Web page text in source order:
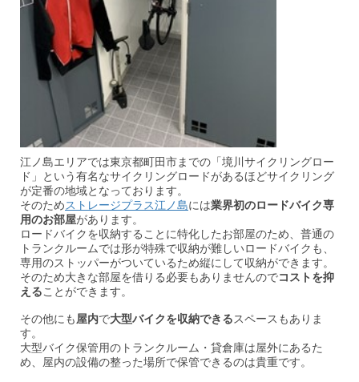
江ノ島エリアでは東京都町田市までの「境川サイクリングロー
ド」という有名なサイクリングロードがあるほどサイクリング
が定番の地域となっております。
そのためストレージプラス江ノ島には業界初のロードバイク専
用のお部屋があります。
ロードバイクを収納することに特化したお部屋のため、普通の
トランクルームでは形が特殊で収納が難しいロードバイクも、
専用のストッパーがついているため縦にして収納ができます。
そのため大きな部屋を借りる必要もありませんのでコストを抑
えることができます。
その他にも屋内で大型バイクを収納できるスペースもありま
す。
大型バイク保管用のトランクルーム・貸倉庫は屋外にあるた
め、屋内の設備の整った場所で保管できるのは貴重です。